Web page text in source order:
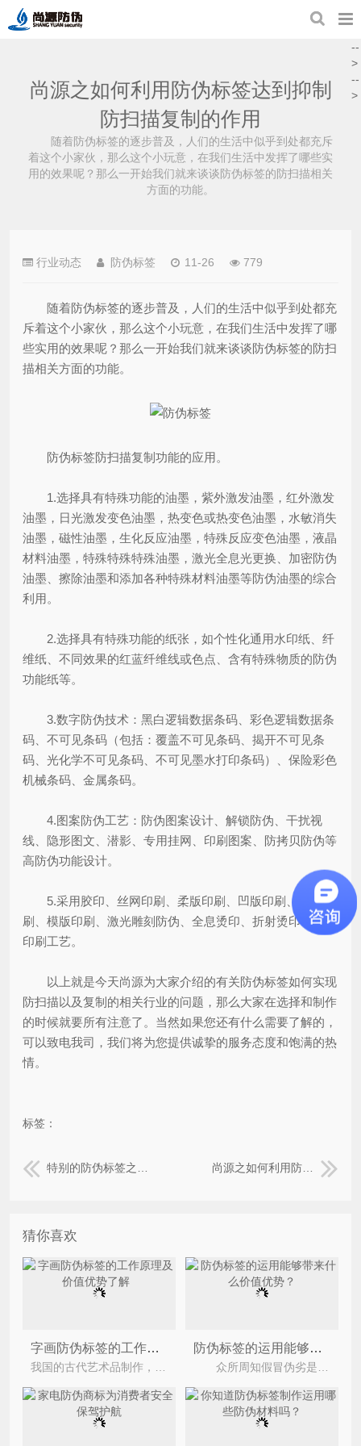
尚源之如何利用防伪标签达到抑制
防扫描复制的作用
随着防伪标签的逐步普及，人们的生活中似乎到处都充斥
着这个小家伙，那么这个小玩意，在我们生活中发挥了哪些实
用的效果呢？那么一开始我们就来谈谈防伪标签的防扫描相关
方面的功能。
行业动态 防伪标签 11-26 779
随着防伪标签的逐步普及，人们的生活中似乎到处都充
斥着这个小家伙，那么这个小玩意，在我们生活中发挥了哪
些实用的效果呢？那么一开始我们就来谈谈防伪标签的防扫
描相关方面的功能。
防伪标签防扫描复制功能的应用。
1.选择具有特殊功能的油墨，紫外激发油墨，红外激发
油墨，日光激发变色油墨，热变色或热变色油墨，水敏消失
油墨，磁性油墨，生化反应油墨，特殊反应变色油墨，液晶
材料油墨，特殊特殊特殊油墨，激光全息光更换、加密防伪
油墨、擦除油墨和添加各种特殊材料油墨等防伪油墨的综合
利用。
2.选择具有特殊功能的纸张，如个性化通用水印纸、纤
维纸、不同效果的红蓝纤维线或色点、含有特殊物质的防伪
功能纸等。
3.数字防伪技术：黑白逻辑数据条码、彩色逻辑数据条
码、不可见条码（包括：覆盖不可见条码、揭开不可见条
码、光化学不可见条码、不可见墨水打印条码）、保险彩色
机械条码、金属条码。
4.图案防伪工艺：防伪图案设计、解锁防伪、干扰视
线、隐形图文、潜影、专用挂网、印刷图案、防拷贝防伪等
高防伪功能设计。
5.采用胶印、丝网印刷、柔版印刷、凹版印刷、凸版印
刷、模版印刷、激光雕刻防伪、全息烫印、折射烫印等特殊
印刷工艺。
以上就是今天尚源为大家介绍的有关防伪标签如何实现
防扫描以及复制的相关行业的问题，那么大家在选择和制作
的时候就要所有注意了。当然如果您还有什么需要了解的，
可以致电我司，我们将为您提供诚挚的服务态度和饱满的热
情。
标签：
特别的防伪标签之温变防伪标签 尚源之如何利用防伪标签底纹发挥作用达到效果
猜你喜欢
字画防伪标签的工作原理及价值优势了解 防伪标签的运用能够带来什么价值优势？
--
>
--
>